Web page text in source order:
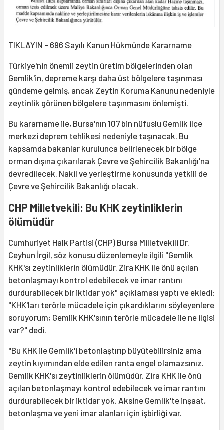
TIKLAYIN - 696 Sayılı Kanun Hükmünde Kararname
Türkiye'nin önemli zeytin üretim bölgelerinden olan
Gemlik'in, depreme karşı daha üst bölgelere taşınması
gündeme gelmiş, ancak Zeytin Koruma Kanunu nedeniyle
zeytinlik görünen bölgelere taşınmasını önlemişti.
Bu kararname ile, Bursa'nın 107 bin nüfuslu Gemlik ilçe
merkezi deprem tehlikesi nedeniyle taşınacak. Bu
kapsamda bakanlar kurulunca belirlenecek bir bölge
orman dışına çıkarılarak Çevre ve Şehircilik Bakanlığı'na
devredilecek. Nakil ve yerleştirme konusunda yetkili de
Çevre ve Şehircilik Bakanlığı olacak.
CHP Milletvekili: Bu KHK zeytinliklerin
ölümüdür
Cumhuriyet Halk Partisi (CHP) Bursa Milletvekili Dr.
Ceyhun İrgil, söz konusu düzenlemeyle ilgili "Gemlik
KHK'sı zeytinliklerin ölümüdür. Zira KHK ile önü açılan
betonlaşmayı kontrol edebilecek ve imar rantını
durdurabilecek bir iktidar yok" açıklaması yaptı ve ekledi:
"KHK'ları terörle mücadele için çıkardıklarını söyleyenlere
soruyorum; Gemlik KHK'sının terörle mücadele ile ne ilgisi
var?" dedi.
"Bu KHK ile Gemlik'i betonlaştırıp büyütebilirsiniz ama
zeytin kıyımından elde edilen ranta engel olamazsınız.
Gemlik KHK'sı zeytinliklerin ölümüdür. Zira KHK ile önü
açılan betonlaşmayı kontrol edebilecek ve imar rantını
durdurabilecek bir iktidar yok. Aksine Gemlik'te inşaat,
betonlaşma ve yeni imar alanları için işbirliği var.